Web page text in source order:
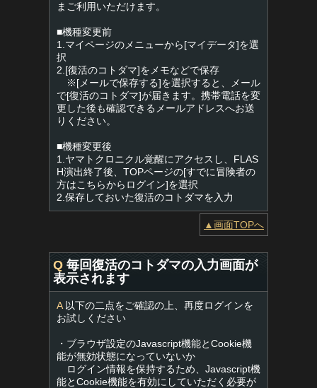
まご利用いただけます。
■機種変更前
1.マイページのメニューから[マイデータ]を選
択
2.[復活のコトダマ]をメモなどで保存
※[メールで保存する]を選択すると、メール
で[復活のコトダマ]が届きます。携帯電話を変
更した後も確認できるメールアドレスへお送
りください。
■機種変更後
1.ヤマトクロニクル覚醒にアクセスし、FLAS
H演出終了後、TOPページの[すでに冒険者の
方はこちらからログイン]を選択
2.保存しておいた復活のコトダマを入力
▲画面TOPへ
Q 毎回復活のコトダマの入力画面が
表示されます
A以下の二点をご確認の上、再度ログインを
お試しください
・ブラウザ設定のJavascript機能とCookie機
能が無効状態になっていないか
ログイン情報を保持するため、Javascript機
能とCookie機能を有効にしていただく必要が